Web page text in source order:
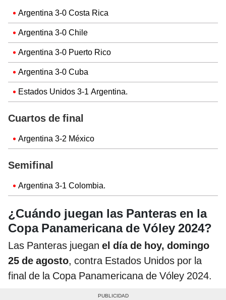
Argentina 3-0 Costa Rica
Argentina 3-0 Chile
Argentina 3-0 Puerto Rico
Argentina 3-0 Cuba
Estados Unidos 3-1 Argentina.
Cuartos de final
Argentina 3-2 México
Semifinal
Argentina 3-1 Colombia.
¿Cuándo juegan las Panteras en la
Copa Panamericana de Vóley 2024?
Las Panteras juegan el día de hoy, domingo
25 de agosto, contra Estados Unidos por la
final de la Copa Panamericana de Vóley 2024.